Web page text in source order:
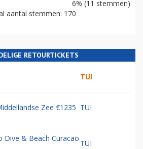
6% (11 stemmen)
aantal stemmen: 170
RETOURTICKETS
TUI
Zee €1235 TUI
Dive & Beach Curacao
TUI